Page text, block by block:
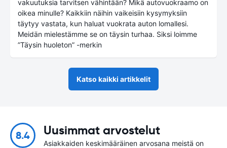
vakuutuksia tarvitsen vähintään? Mikä autovuokraamo on
oikea minulle? Kaikkiin näihin vaikeisiin kysymyksiin
täytyy vastata, kun haluat vuokrata auton lomallesi.
Meidän mielestämme se on täysin turhaa. Siksi loimme
”Täysin huoleton” -merkin
Katso kaikki artikkelit
8.4 Uusimmat arvostelut
Asiakkaiden keskimääräinen arvosana meistä on